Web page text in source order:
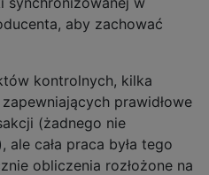
aby zachować
kontrolnych, kilka
prawidłowe
(żadnego nie
ale cała praca była tego
obliczenia rozłożone na